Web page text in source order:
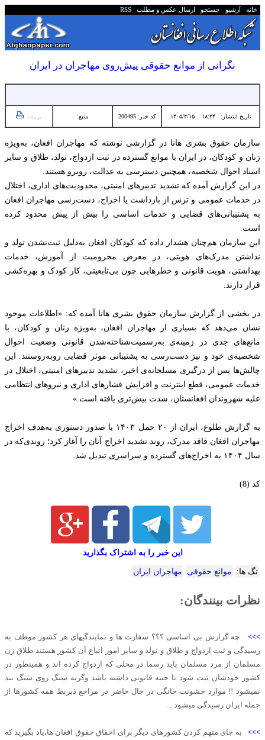
خانه آرشیو جستجو ارسال عکس و مطلب RSS
نگرانی از موانع حقوقی پیش‌روی مهاجران در ایران
تاریخ انتشار:۱۸:۳۴ ۱۴۰۵/۴/۱۵ کد خبر: 200495 منبع: پرینت
سازمان حقوق بشری هانا در گزارشی نوشته که مهاجران افغان، به‌ویژه
زنان و کودکان، در ایران با موانع گسترده در ثبت ازدواج، تولد، طلاق و سایر
اسناد احوال شخصیه، همچنین دسترسی به عدالت، روبرو هستند.
در این گزارش آمده که تشدید تدبیرهای امنیتی، محدودیت‌های اداری، اختلال
در خدمات عمومی و ترس از بازداشت یا اخراج، دست‌رسی مهاجران افغان
به پشتیبانی‌های قضایی و خدمات اساسی را بیش از پیش محدود کرده
است.
این سازمان هم‌چنان هشدار داده که کودکان افغان به‌دلیل ثبت‌نشدن تولد و
نداشتن مدرک‌های هویتی، در معرض محرومیت از آموزش، خدمات
بهداشتی، هویت قانونی و خطرهایی چون بی‌تابعیتی، کار کودک و بهره‌کشی
قرار دارند.
در بخشی از گزارش سازمان حقوق بشری هانا آمده که: «اطلاعات موجود
نشان می‌دهد که بسیاری از مهاجران افغان، به‌ویژه زنان و کودکان، با
مانع‌های جدی در زمینه‌ی به‌رسمیت‌شناخته‌شدن قانونی وضعیت احوال
شخصیه‌ی خود و نیز دست‌رسی به پشتیبانی موثر قضایی روبه‌روستند. این
چالش‌ها پس از درگیری مسلحانه‌ی اخیر، تشدید تدبیرهای امنیتی، اختلال در
خدمات عمومی، قطع اینترنت و افزایش فشارهای اداری و نیروهای انتظامی
علیه شهروندان افغانستان، شدت بیش‌تری یافته است.»
به گزارش طلوع، ایران از ۲۰ حمل ۱۴۰۳ با صدور دستوری به‌هدف اخراج
مهاجران افغان فاقد مدرک، روند تشدید اخراج آنان را آغاز کرد؛ روندی‌که در
سال ۱۴۰۴ به اخراج‌های گسترده و سراسری تبدیل شد.
کد (8)
این خبر را به اشتراک بگذارید
تگ ها: موانع حقوقی مهاجران ایران
نظرات بینندگان:
>>> چه گزارش بی اساسی ؟؟؟ سفارت ها و نمایندگیهای هر کشور موظف به
رسیدگی و ثبت ازدواج و طلاق و تولد و سایر امور اتباع آن کشور هستند طلاق زن
مسلمان از مرد مسلمان باید رسما در محلی که ازدواج کرده اند و همینطور در
کشور خودشان ثبت شود تا جنبه قانونی داشته باشد وگرنه سنگ روی سنگ بند
نمیشود !! موارد خشونت خانگی در حال حاضر در مراجع ذیربط همه کشورها از
جمله ایران رسیدگی میشود ...
>>> به جای متهم کردن کشورهای دیگر برای احقاق حقوق افغان ها،یاد بگیرید که